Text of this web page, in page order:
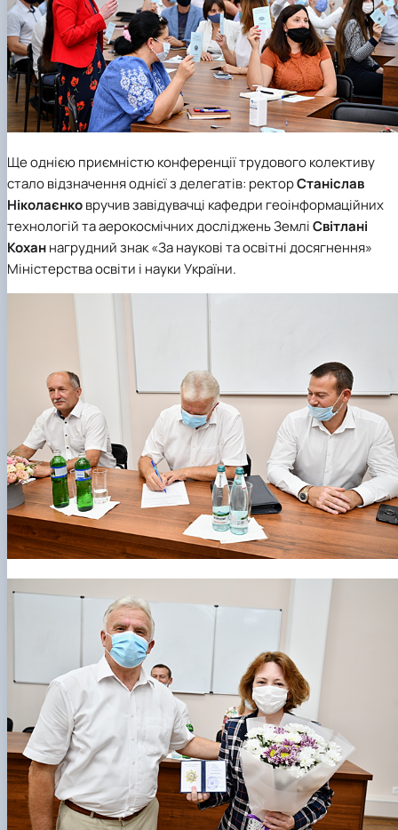
Ще однією приємністю конференції трудового колективу
стало відзначення однієї з делегатів: ректорСтаніслав
Ніколаєнковручив завідувачці кафедри геоінформаційних
технологій та аерокосмічних досліджень ЗемліСвітлані
Коханнагрудний знак «За наукові та освітні досягнення»
Міністерства освіти і науки України.